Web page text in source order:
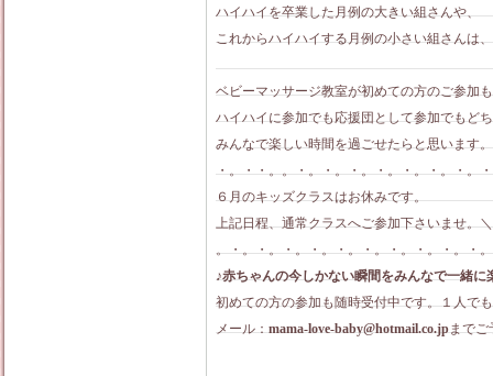
ハイハイを卒業した月例の大きい組さんや、
これからハイハイする月例の小さい組さんは
ベビーマッサージ教室が初めての方のご参加
ハイハイに参加でも応援団として参加でもど
みんなで楽しい時間を過ごせたらと思います。
・。・・。。・。・。・。・。・。・。・。
６月のキッズクラスはお休みです。
上記日程、通常クラスへご参加下さいませ。
。・。・。・。・。・。・。・。・。・。・
♪赤ちゃんの今しかない瞬間をみんなで一緒に
初めての方の参加も随時受付中です。１人で
メール：mama-love-baby@hotmail.co.jpまでご